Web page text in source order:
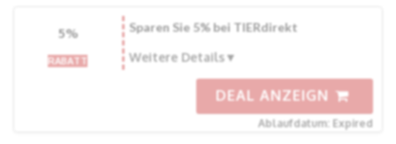
5%
RABATT
Sparen Sie 5% bei TIERdirekt
Weitere Details
DEAL ANZEIGN
Ablaufdatum: Expired